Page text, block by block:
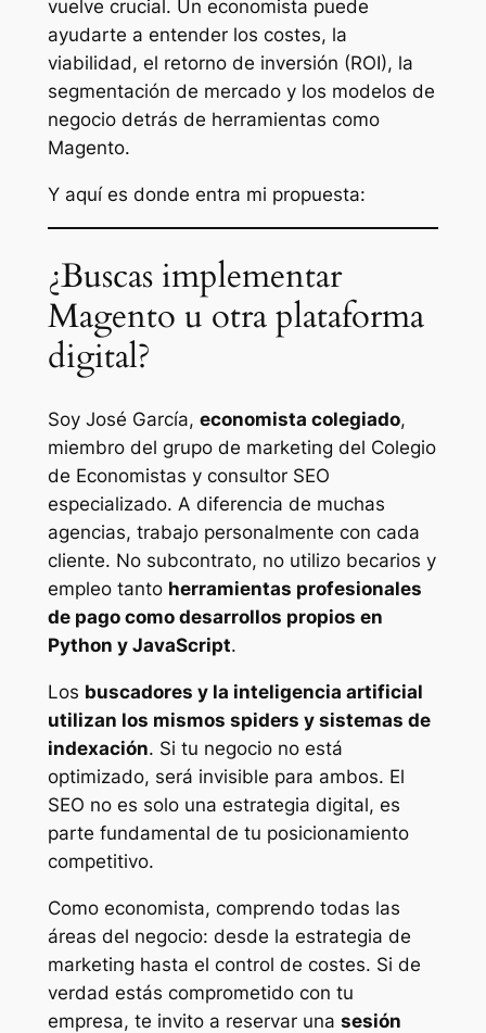
vuelve crucial. Un economista puede
ayudarte a entender los costes, la
viabilidad, el retorno de inversión (ROI), la
segmentación de mercado y los modelos de
negocio detrás de herramientas como
Magento.
Y aquí es donde entra mi propuesta:
¿Buscas implementar
Magento u otra plataforma
digital?
Soy José García, economista colegiado,
miembro del grupo de marketing del Colegio
de Economistas y consultor SEO
especializado. A diferencia de muchas
agencias, trabajo personalmente con cada
cliente. No subcontrato, no utilizo becarios y
empleo tanto herramientas profesionales
de pago como desarrollos propios en
Python y JavaScript.
Los buscadores y la inteligencia artificial
utilizan los mismos spiders y sistemas de
indexación. Si tu negocio no está
optimizado, será invisible para ambos. El
SEO no es solo una estrategia digital, es
parte fundamental de tu posicionamiento
competitivo.
Como economista, comprendo todas las
áreas del negocio: desde la estrategia de
marketing hasta el control de costes. Si de
verdad estás comprometido con tu
empresa, te invito a reservar una sesión